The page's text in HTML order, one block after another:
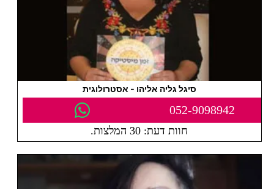
סיגל גליה אליהו - אסטרולוגית
052-9098942
חוות דעת: 30 המלצות.